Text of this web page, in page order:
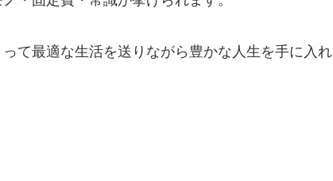
て最適な生活を送りながら豊かな人生を手に入れ